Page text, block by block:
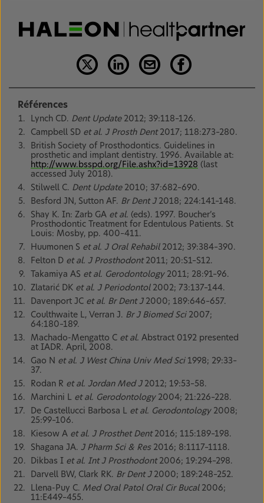
Références
Lynch CD. Dent Update2012; 39:118–126.
Campbell SD et al. J Prosth Dent2017; 118:273–280.
British Society of Prosthodontics. Guidelines in
prosthetic and implant dentistry. 1996. Available at:
http://www.bsspd.org/File.ashx?id=13928 (last
accessed July 2018).
Stilwell C. Dent Update2010; 37:682–690.
Besford JN, Sutton AF. Br Dent J2018; 224:141–148.
Shay K. In: Zarb GA et al. (eds). 1997. Boucher’s
Prosthodontic Treatment for Edentulous Patients. St
Louis: Mosby, pp. 400–411.
Huumonen S et al. J Oral Rehabil2012; 39:384–390.
Felton D et al. J Prosthodont2011; 20:S1–S12.
Takamiya AS et al. Gerodontology2011; 28:91–96.
Zlatarić DK et al. J Periodontol2002; 73:137–144.
Davenport JC et al. Br Dent J2000; 189:646–657.
Coulthwaite L, Verran J. Br J Biomed Sci 2007;
64:180–189.
Machado-Mengatto C et al. Abstract 0192 presented
at IADR. April, 2008.
Gao N et al. J West China Univ Med Sci 1998; 29:33–
37.
Rodan R et al. Jordan Med J2012; 19:53–58.
Marchini L et al. Gerodontology2004; 21:226–228.
De Castellucci Barbosa L et al. Gerodontology2008;
25:99–106.
Kiesow A et al. J Prosthet Dent2016; 115:189–198.
Shagana JA. J Pharm Sci & Res2016; 8:1117–1118.
Dikbas I et al. Int J Prosthodont2006; 19:294–298.
Darvell BW, Clark RK. Br Dent J2000; 189:248–252.
Llena-Puy C. Med Oral Patol Oral Cir Bucal2006;
11:E449–455.